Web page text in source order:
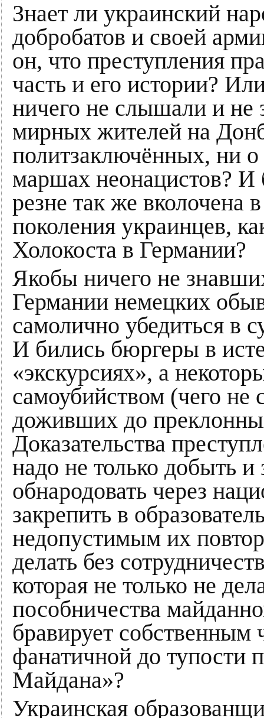
Знает ли украинский
добробатов и своей
он, что преступления
часть и его истории?
ничего не слышали и
мирных жителей на
политзаключённых, ни
маршах неонацистов? И
резне так же вколочена
поколения украинцев,
Холокоста в Германии?
Якобы ничего не
Германии немецких
самолично убедиться в
И бились бюргеры в
«экскурсиях», а
самоубийством (чего
доживших до
Доказательства
надо не только добыть и
обнародовать через
закрепить в
недопустимым их
делать без
которая не только не
пособничества
бравирует собственным
фанатичной до тупости
Майдана»?
Украинская